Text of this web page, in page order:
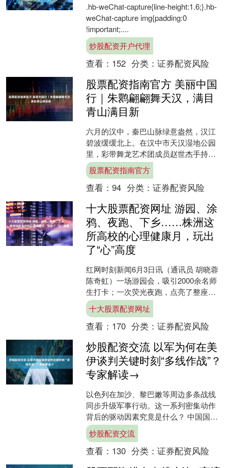
.hb-weChat-capture{line-height:1.6;}.hb-
weChat-capture img{padding:0
!important;....
炒股配资开户代理
查看： 152 分类： 证券配资风险
股票配资指南官方 美丽中国
行｜朱鹮翩翩舞天汉，满目
青山满目新
六月的汉中，秦巴山脉绿意盎然，汉江
碧波缓缓北上。在汉中市天汉湿地公园
里，彩带舞龙艺术团成员赵世杰手持彩
绸，伴着晨练的人群舞动。 “在这里练了
五六年，看着荒滩变成....
股票配资指南官方
查看： 94 分类： 证券配资风险
十大股票配资网址 游园、涂
鸦、夜跑、下乡……株洲这
所高校的心理健康月，玩出
了“心”高度
红网时刻新闻6月3日讯（通讯员 胡晓蓉
陈奇虹）一场游园会，吸引2000余名师
生打卡；一次荧光夜跑，点亮了整座校
园；一支志愿服务队，将心理活动带进
乡村小学。 近....
十大股票配资网址
查看： 170 分类： 证券配资风险
炒股配资交流 以军为何在美
伊谈判关键时刻“多线作战”？
专家解读→
以色列在加沙、黎巴嫩等周边多条战线
同步升级军事行动。这一系列密集动作
背后的驱动因素究竟是什么？ 中国国际
问题研究院助理研究员 李子昕：以色列
当前在周边多条战线的....
炒股配资交流
查看： 130 分类： 证券配资风险